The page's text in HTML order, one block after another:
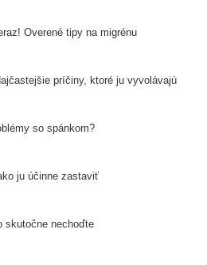
Overené tipy na migrénu
príčiny, ktoré ju vyvolávajú
so spánkom?
ju účinne zastaviť
skutočne nechoďte